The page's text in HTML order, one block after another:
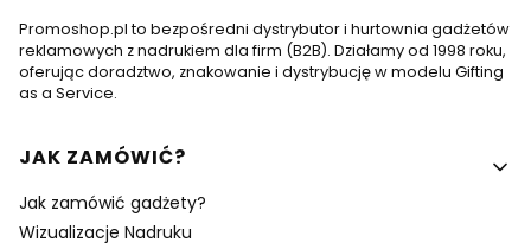
Promoshop.pl to bezpośredni dystrybutor i hurtownia gadżetów
reklamowych z nadrukiem dla firm (B2B). Działamy od 1998 roku,
oferując doradztwo, znakowanie i dystrybucję w modelu Gifting
as a Service.
Linki w stopce
JAK ZAMÓWIĆ?
Jak zamówić gadżety?
Wizualizacje Nadruku